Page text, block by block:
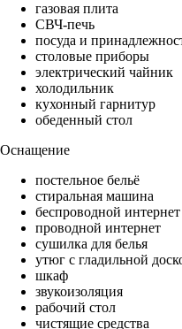
газовая плита
СВЧ-печь
посуда и
столовые приборы
электрический чайник
холодильник
кухонный гарнитур
обеденный стол
Оснащение
постельное бельё
стиральная машина
беспроводной
проводной интернет
сушилка для белья
утюг с гладильной
шкаф
звукоизоляция
рабочий стол
чистящие средства